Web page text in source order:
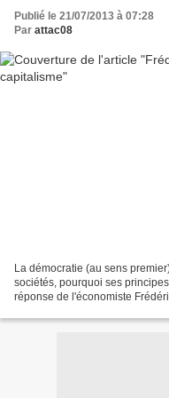
Publié le 21/07/2013 à 07:28
Par attac08
La démocratie (au sens
sociétés, pourquoi ses
réponse de l'économiste